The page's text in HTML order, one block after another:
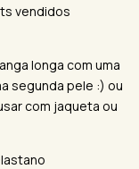
vendidos
longa com uma
segunda pele :) ou
com jaqueta ou